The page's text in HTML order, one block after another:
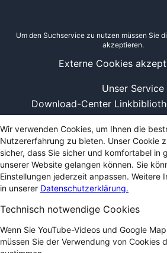
Unser Service
Download-Center
Um den Suchservice zu nutzen müssen Sie
akzeptieren.
Externe Cookies
Wir verwenden Cookies, um Ihnen die
Nutzererfahrung zu bieten. Unser Cookie
sicher, dass Sie sicher und komfortabel in
unserer Website gelangen können. Sie
Einstellungen jederzeit anpassen. Weitere
in unserer Datenschutzerklärung.
Technisch notwendige Cookies
Wenn Sie YouTube-Videos und Google
müssen Sie der Verwendung von Cookies